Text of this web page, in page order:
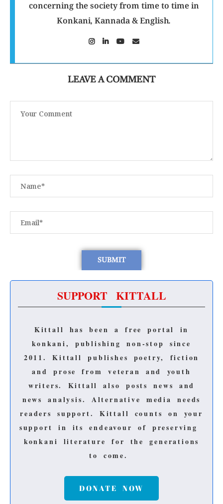
concerning the society from time to time in
Konkani, Kannada & English.
LEAVE A COMMENT
SUPPORT KITTALL
Kittall has been a free portal in
konkani, publishing non-stop since
2011.Kittall publishes poetry, fiction
and prose from veteran and youth
writers. Kittall also posts news and
news analysis. Alternative media needs
readers support. Kittall counts on your
support in its endeavour of preserving
konkani literature for the generations
to come.
DONATE NOW